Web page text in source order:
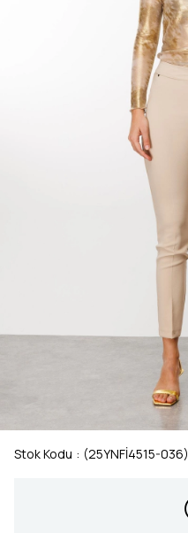
Stok Kodu (25YNFİ4515-036)